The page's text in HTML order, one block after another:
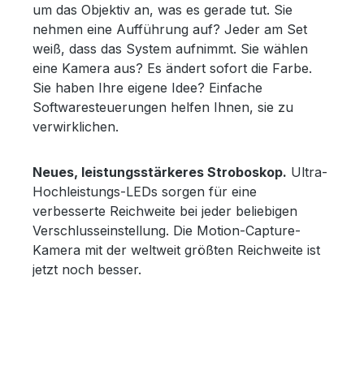
um das Objektiv an, was es gerade tut. Sie
nehmen eine Aufführung auf? Jeder am Set
weiß, dass das System aufnimmt. Sie wählen
eine Kamera aus? Es ändert sofort die Farbe.
Sie haben Ihre eigene Idee? Einfache
Softwaresteuerungen helfen Ihnen, sie zu
verwirklichen.
Neues, leistungsstärkeres Stroboskop. Ultra-
Hochleistungs-LEDs sorgen für eine
verbesserte Reichweite bei jeder beliebigen
Verschlusseinstellung. Die Motion-Capture-
Kamera mit der weltweit größten Reichweite ist
jetzt noch besser.